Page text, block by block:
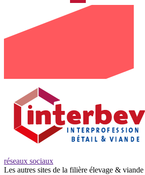
réseaux sociaux
Les autres sites de la filière élevage & viande